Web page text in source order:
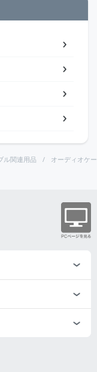
ル関連用品 オーディオケ